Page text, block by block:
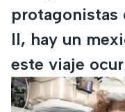
protagonistas
II, hay un
este viaje